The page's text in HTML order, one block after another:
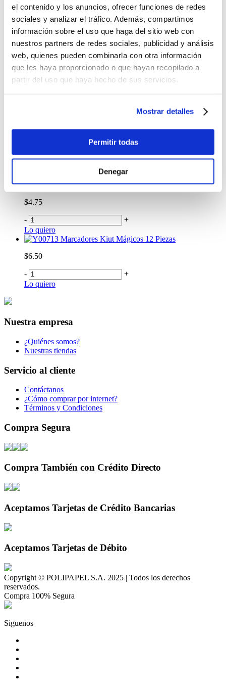
el contenido y los anuncios, ofrecer funciones de redes
sociales y analizar el tráfico. Además, compartimos
información sobre el uso que haga del sitio web con
nuestros partners de redes sociales, publicidad y análisis
web, quienes pueden combinarla con otra información
que les haya proporcionado o que hayan recopilado a
partir del uso que haya hecho de sus servicios.
Mostrar detalles
Permitir todas
Denegar
%OFF
Marcadores Fiesta Faber Castell 60 Colores
$14.57
Antes:
+
Lo quiero
Marcadores Bic Borrables x 12 Unidades
Marcadores Staedtler 325WP 12 Piezas
$4.75
-
+
Lo quiero
Marcadores Kiut Mágicos 12 Piezas
$6.50
-
+
Lo quiero
Nuestra empresa
¿Quiénes somos?
Nuestras tiendas
Servicio al cliente
Contáctanos
¿Cómo comprar por internet?
Términos y Condiciones
Compra Segura
Compra También con Crédito Directo
Aceptamos Tarjetas de Crédito Bancarias
Aceptamos Tarjetas de Débito
Copyright © POLIPAPEL S.A. 2025 | Todos los derechos
reservados.
Compra 100% Segura
Siguenos